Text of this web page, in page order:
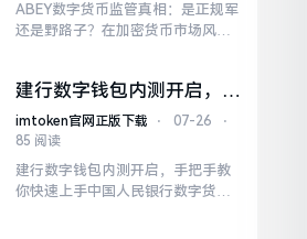
投资者需谨慎行事，才能在复杂的
市场环境中获得收益。
ABEY数字货币监管真相：是正规军
还是野路子？在加密货币市场风起
风险套利，大概率是庞氏骗局的变
种。面对此类不明来源的数字资
产，保持警惕是最好的自我保护。
安、Coinbase等，虽然收益可能平
缓，但资金安全...
建行数字钱包内测开启，手
把手教你快速上手
imtoken官网正版下载 ⋅ 07-26
⋅
85 阅读
建行数字钱包内测开启，手把手教
你快速上手中国人民银行数字货币